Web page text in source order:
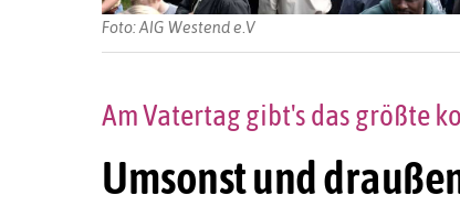
Foto: AIG Westend e.V
Umsonst und
Am Vatertag gibt's das größte